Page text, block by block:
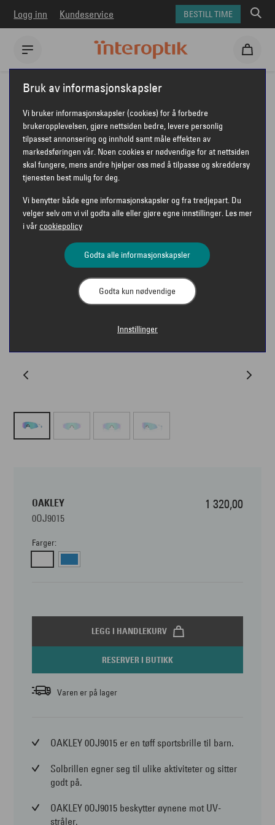
Logg inn Kundeservice BESTILL TIME
Interoptik Solbriller
Oakley solbriller
Oakley Youth OJ9015 Resistor Sweep
OAKLEY YOUTH OJ9015 RESISTOR
SWEEP
OAKLEY
0OJ9015
1 320,00
Farger:
LEGG I HANDLEKURV
RESERVER I BUTIKK
Varen er på lager
OAKLEY 0OJ9015 er en tøff sportsbrille til barn.
Solbrillen egner seg til ulike aktiviteter og sitter
godt på.
OAKLEY 0OJ9015 beskytter øynene mot UV-
stråler.
Bruk av informasjonskapsler
Vi bruker informasjonskapsler (cookies) for å forbedre
brukeropplevelsen, gjøre nettsiden bedre, levere personlig
tilpasset annonsering og innhold samt måle effekten av
markedsføringen vår. Noen cookies er nødvendige for at nettsiden
skal fungere, mens andre hjelper oss med å tilpasse og skreddersy
tjenesten best mulig for deg.
Vi benytter både egne informasjonskapsler og fra tredjepart. Du
velger selv om vi vil godta alle eller gjøre egne innstillinger. Les mer
i vår cookiepolicy
Godta alle informasjonskapsler
Godta kun nødvendige
Innstillinger